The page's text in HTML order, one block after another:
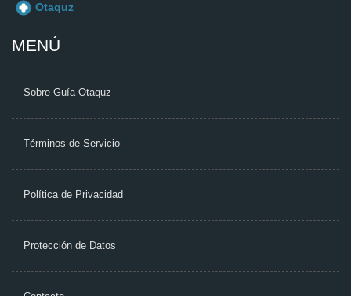
MENÚ
Sobre Guía Otaquz
Términos de Servicio
Política de Privacidad
Protección de Datos